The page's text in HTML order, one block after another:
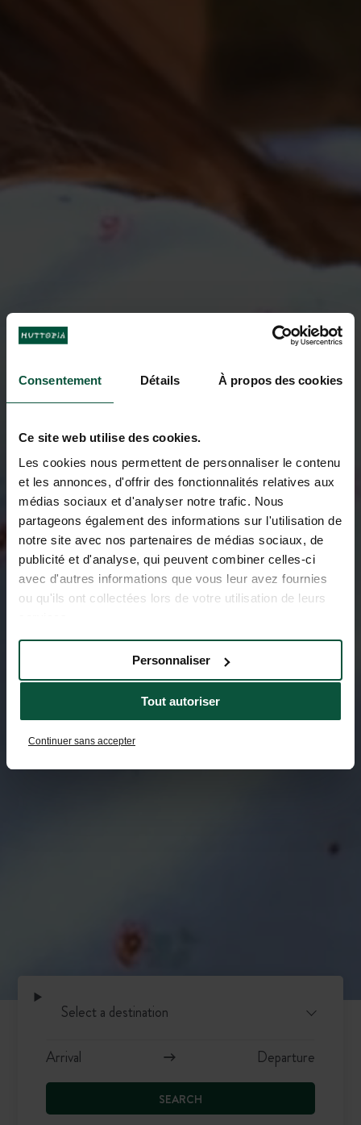
Consentement Détails À propos des cookies
Ce site web utilise des cookies.
Les cookies nous permettent de personnaliser le contenu
et les annonces, d'offrir des fonctionnalités relatives aux
médias sociaux et d'analyser notre trafic. Nous
partageons également des informations sur l'utilisation de
notre site avec nos partenaires de médias sociaux, de
publicité et d'analyse, qui peuvent combiner celles-ci
avec d'autres informations que vous leur avez fournies
ou qu'ils ont collectées lors de votre utilisation de leurs
Tout autoriser
Personnaliser
Continuer sans accepter
SEARCH